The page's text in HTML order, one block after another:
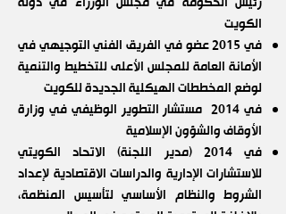
الكويت
في 2015 عضو في الفريق الفني التوجيهي في
الأمانة العامة للمجلس الأعلى للتخطيط والتنمية
لوضع المخططات الهيكلية الجديدة للكويت
في 2014 مستشار التطوير الوظيفي في وزارة
الأوقاف والشؤون الإسلامية
في 2014 (مدير اللجنة) الاتحاد الكويتي
للاستشارات الإدارية والدراسات الاقتصادية لإعداد
الشروط والنظام الأساسي لتأسيس المنظمة،